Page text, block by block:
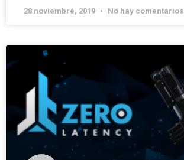
28 noviembre, 2019 No hay comentarios